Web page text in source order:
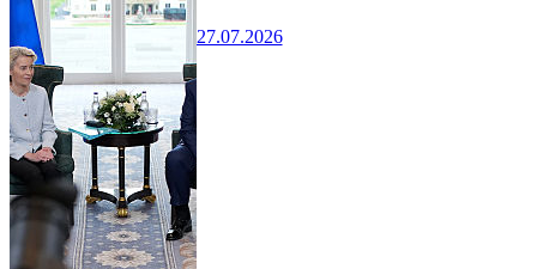
27.07.2026